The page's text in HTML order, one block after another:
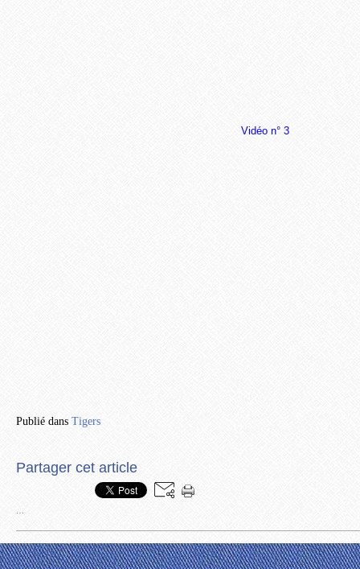
Vidéo n° 3
Publié dans Tigers
Partager cet article